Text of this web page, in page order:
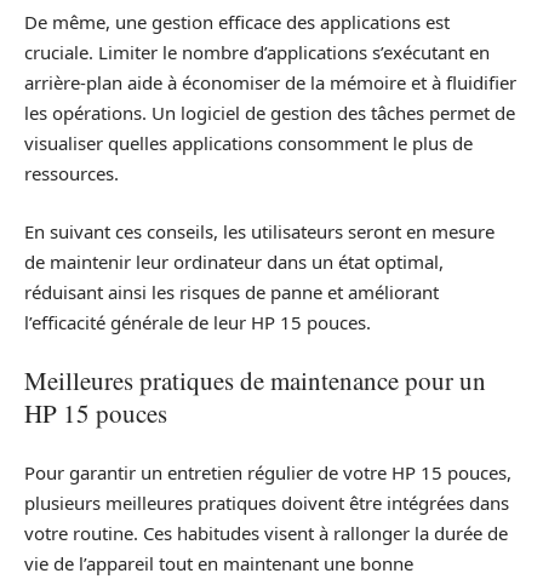
De même, une gestion efficace des applications est
cruciale. Limiter le nombre d’applications s’exécutant en
arrière-plan aide à économiser de la mémoire et à fluidifier
les opérations. Un logiciel de gestion des tâches permet de
visualiser quelles applications consomment le plus de
ressources.
En suivant ces conseils, les utilisateurs seront en mesure
de maintenir leur ordinateur dans un état optimal,
réduisant ainsi les risques de panne et améliorant
l’efficacité générale de leur HP 15 pouces.
Meilleures pratiques de maintenance pour un
HP 15 pouces
Pour garantir un entretien régulier de votre HP 15 pouces,
plusieurs meilleures pratiques doivent être intégrées dans
votre routine. Ces habitudes visent à rallonger la durée de
vie de l’appareil tout en maintenant une bonne